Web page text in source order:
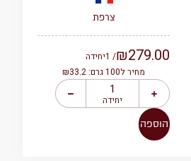
צרפת
₪279.00
/ 1 יחידה
מחיר ל100 גרם: ₪33.2
יחידה
הוספה